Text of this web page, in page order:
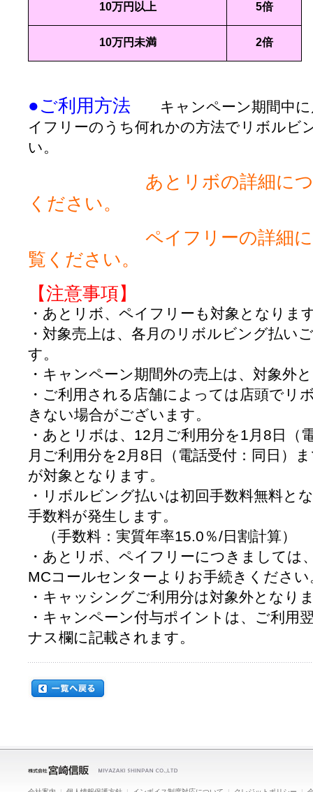
10万円以上 5倍
10万円未満 2倍
●ご利用方法 キャンペーン期間中に
イフリーのうち何れかの方法でリボルビ
い。
あとリボの詳細に
ください。
ペイフリーの詳細
覧ください。
【注意事項】
・あとリボ、ペイフリーも対象となりま
・対象売上は、各月のリボルビング払い
す。
・キャンペーン期間外の売上は、対象外
・ご利用される店舗によっては店頭でリ
きない場合がございます。
・あとリボは、12月 ご利用分を1月8日（
月ご利用分を2月8日（電話受付：同日 ）
が対象となります。
・リボルビング払いは初回手数料無料と
手数料が発生します。
（手数料：実質年率15.0％/日割計算）
・あとリボ、ペイフリーにつきましては
MCコールセンターよりお手続きください
・キャッシングご利用分は対象外となり
・キャンペーン付与ポイントは、ご利用
ナス欄に記載されます。